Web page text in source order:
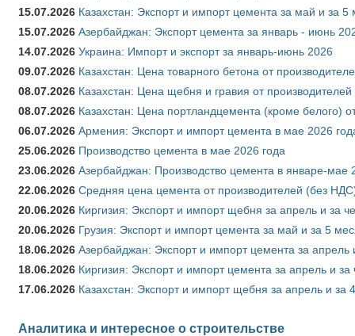
15.07.2026 Казахстан: Экспорт и импорт цемента за май и за
15.07.2026 Азербайджан: Экспорт цемента за январь - июнь
14.07.2026 Украина: Импорт и экспорт за январь-июнь 2026
09.07.2026 Казахстан: Цена товарного бетона от
08.07.2026 Казахстан: Цена щебня и гравия от
08.07.2026 Казахстан: Цена портландцемента (кроме белого)
06.07.2026 Армения: Экспорт и импорт цемента в мае 2026
25.06.2026 Производство цемента в мае 2026 года
23.06.2026 Азербайджан: Производство цемента в январе-мае
22.06.2026 Средняя цена цемента от производителей (без
20.06.2026 Киргизия: Экспорт и импорт щебня за апрель и за
20.06.2026 Грузия: Экспорт и импорт цемента за май и за 5
18.06.2026 Азербайджан: Экспорт и импорт цемента за
18.06.2026 Киргизия: Экспорт и импорт цемента за апрель и
17.06.2026 Казахстан: Экспорт и импорт щебня за апрель и за
Аналитика и интересное о строительстве